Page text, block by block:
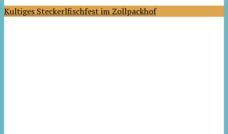
Kultiges Steckerlfischfest im Zollpackhof